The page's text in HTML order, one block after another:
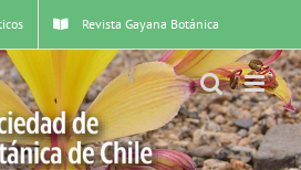
Revista Gayana Botánica